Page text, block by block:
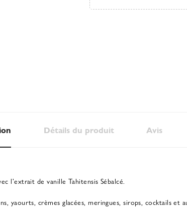
Détails du produit Avis
l'extrait de vanille Tahitensis Sébalcé.
yaourts, crèmes glacées, meringues, sirops, cocktails